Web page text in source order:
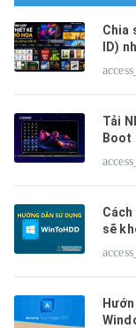
Chia
ID)
Tải
Boot
sẽ